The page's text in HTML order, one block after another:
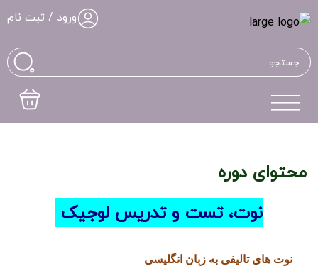
ورود / ثبت نام
محتوای دوره
نوت، تست و تدریس لوجیک
نوت های تالیفی به زبان انگلیسی